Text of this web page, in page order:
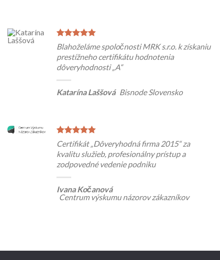
Blahoželáme spoločnosti MRK s.r.o. k získaniu
prestížneho certifikátu hodnotenia
dôveryhodnosti „A“
Katarína Laššová Bisnode Slovensko
Certifikát „Dôveryhodná firma 2015“ za
kvalitu služieb, profesionálny prístup a
zodpovedné vedenie podniku
Ivana Kočanová
Centrum výskumu názorov zákazníkov